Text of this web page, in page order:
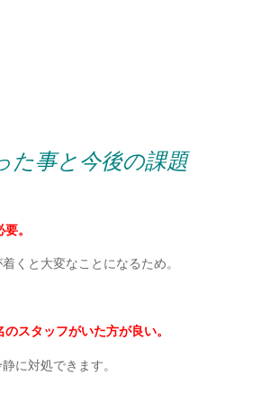
た事と今後の課題
。
くと大変なことになるため。
のスタッフがいた方が良い。
に対処できます。